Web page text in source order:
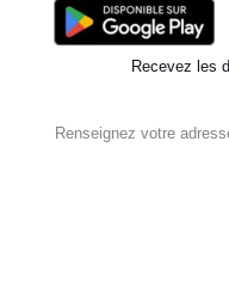
Recevez les
Renseignez votre